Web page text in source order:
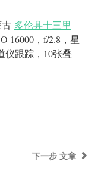
多伦县十三里
16000，f/2.8，星
仪跟踪，10张叠
下一步 文章